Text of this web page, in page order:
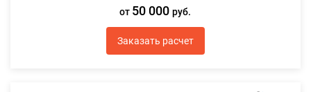
от 50 000руб.
Заказать расчет